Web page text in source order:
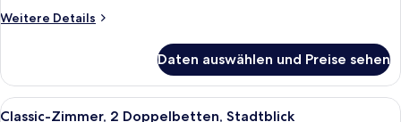
Weitere Details
Weitere
Zimmer,
1 King-
Bett,
Daten auswählen und Preise sehen
Alle
Daunenbettdecken, Minibar,
7
Classic-Zimmer, 2 Doppelbetten, Stadtblick